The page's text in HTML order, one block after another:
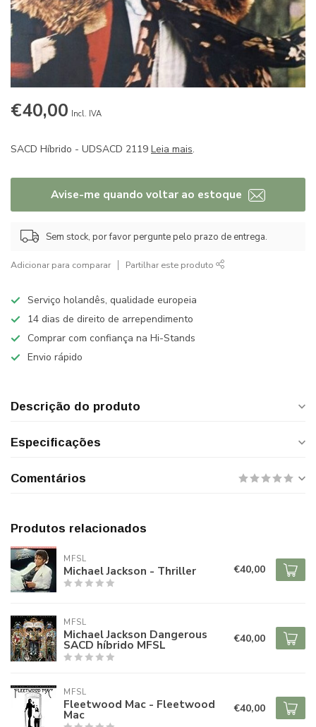
€40,00 Incl. IVA
SACD Híbrido - UDSACD 2119 Leia mais.
Avise-me quando voltar ao estoque
Sem stock, por favor pergunte pelo prazo de entrega.
Adicionar para comparar Partilhar este produto
Serviço holandês, qualidade europeia
14 dias de direito de arrependimento
Comprar com confiança na Hi-Stands
Envio rápido
Descrição do produto
Especificações
Comentários
Produtos relacionados
MFSL
Michael Jackson - Thriller €40,00
MFSL
Michael Jackson Dangerous
SACD híbrido MFSL €40,00
MFSL
Fleetwood Mac - Fleetwood
Mac €40,00